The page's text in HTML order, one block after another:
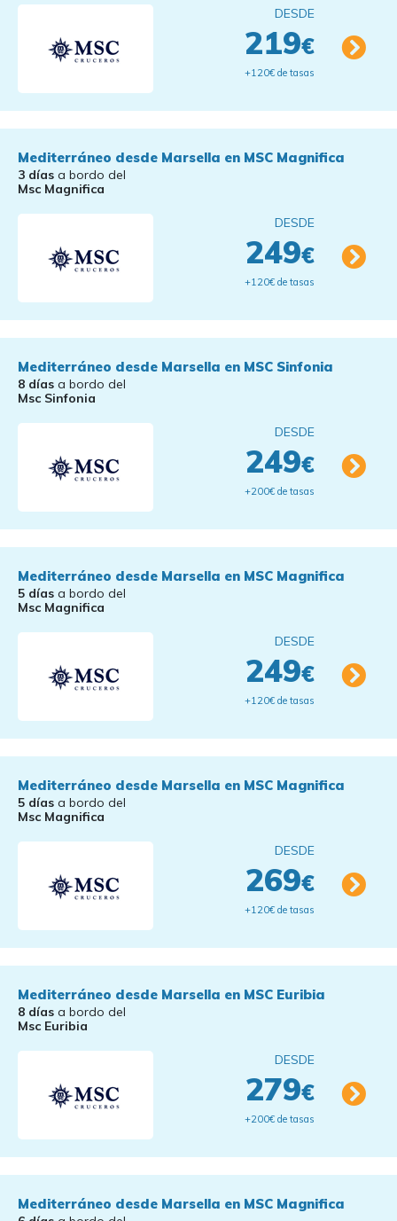
DESDE
219€
+120€ de tasas
Mediterráneo desde Marsella en MSC Magnifica
3 días a bordo del
Msc Magnifica
DESDE
249€
+120€ de tasas
Mediterráneo desde Marsella en MSC Sinfonia
8 días a bordo del
Msc Sinfonia
DESDE
249€
+200€ de tasas
Mediterráneo desde Marsella en MSC Magnifica
5 días a bordo del
Msc Magnifica
DESDE
249€
+120€ de tasas
Mediterráneo desde Marsella en MSC Magnifica
5 días a bordo del
Msc Magnifica
DESDE
269€
+120€ de tasas
Mediterráneo desde Marsella en MSC Euribia
8 días a bordo del
Msc Euribia
DESDE
279€
+200€ de tasas
Mediterráneo desde Marsella en MSC Magnifica